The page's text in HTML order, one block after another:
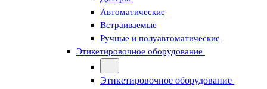
Автоматические
Встраиваемые
Ручные и полуавтоматические
Этикетировочное оборудование
Этикетировочное оборудование